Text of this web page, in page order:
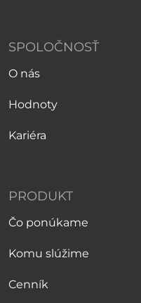
SPOLOČNOSŤ
O nás
Hodnoty
Kariéra
PRODUKT
Čo ponúkame
Komu slúžime
Cenník